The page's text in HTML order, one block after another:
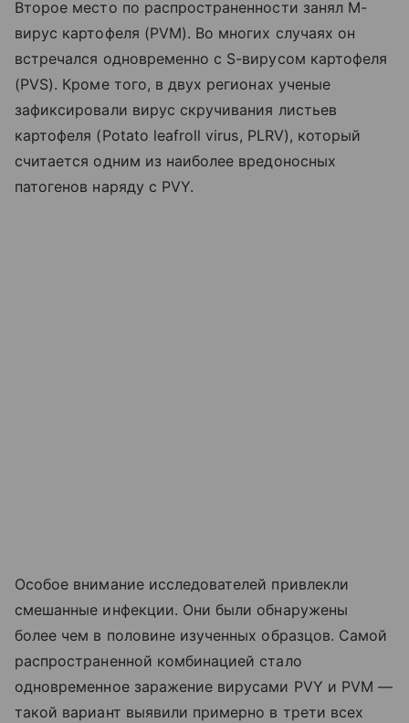
Второе место по распространенности занял M-
вирус картофеля (PVM). Во многих случаях он
встречался одновременно с S-вирусом картофеля
(PVS). Кроме того, в двух регионах ученые
зафиксировали вирус скручивания листьев
картофеля (Potato leafroll virus, PLRV), который
считается одним из наиболее вредоносных
патогенов наряду с PVY.
Особое внимание исследователей привлекли
смешанные инфекции. Они были обнаружены
более чем в половине изученных образцов. Самой
распространенной комбинацией стало
одновременное заражение вирусами PVY и PVM —
такой вариант выявили примерно в трети всех